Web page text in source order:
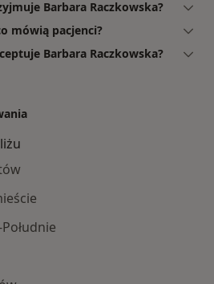
Barbara Raczkowska?
mówią pacjenci?
Barbara Raczkowska?